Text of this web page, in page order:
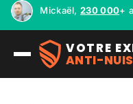
Mickaël, 230 000+
VOTRE
ANTI-